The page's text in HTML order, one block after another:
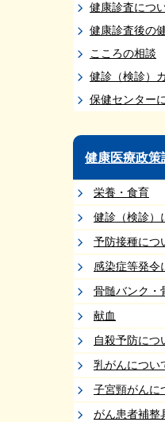
健康診査につ
健康診査後の
こころの相談
健診（検診）
保健センター
健康医療政策
栄養・食育
健診（検診）
予防接種につ
感染症等発令
骨髄バンク・
献血
自殺予防につ
乳がんについ
子宮頸がんに
がん患者補整